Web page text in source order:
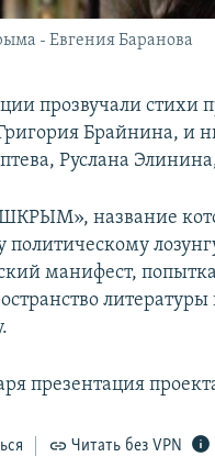
- Евгения Баранова
прозвучали стихи
Брайнина, и
Руслана
название
политическому
манифест,
презентация
Читать без VPN